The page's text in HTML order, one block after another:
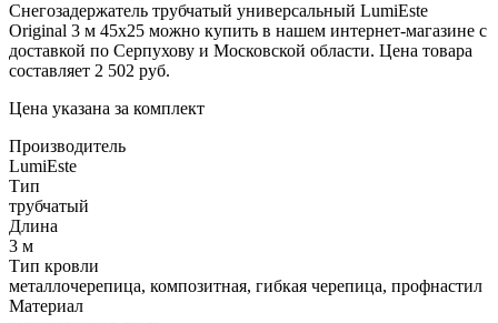
Снегозадержатель трубчатый универсальный LumiEste
Original 3 м 45х25 можно купить в нашем интернет-магазине с
доставкой по Серпухову и Московской области. Цена товара
составляет 2 502 руб.
Цена указана за комплект
Производитель
LumiEste
Тип
трубчатый
Длина
3 м
Тип кровли
металлочерепица, композитная, гибкая черепица, профнастил
Материал